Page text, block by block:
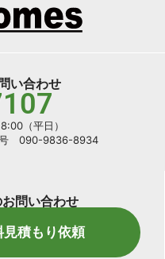
い合わせ
（平日）
号 090-9836-8934
問い合わせ
積もり依頼